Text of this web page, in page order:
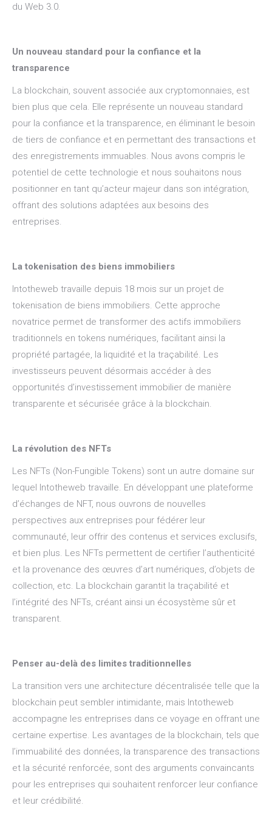
du Web 3.0.
Un nouveau standard pour la confiance et la
transparence
La blockchain, souvent associée aux cryptomonnaies, est
bien plus que cela. Elle représente un nouveau standard
pour la confiance et la transparence, en éliminant le besoin
de tiers de confiance et en permettant des transactions et
des enregistrements immuables. Nous avons compris le
potentiel de cette technologie et nous souhaitons nous
positionner en tant qu’acteur majeur dans son intégration,
offrant des solutions adaptées aux besoins des
entreprises.
La tokenisation des biens immobiliers
Intotheweb travaille depuis 18 mois sur un projet de
tokenisation de biens immobiliers. Cette approche
novatrice permet de transformer des actifs immobiliers
traditionnels en tokens numériques, facilitant ainsi la
propriété partagée, la liquidité et la traçabilité. Les
investisseurs peuvent désormais accéder à des
opportunités d’investissement immobilier de manière
transparente et sécurisée grâce à la blockchain.
La révolution des NFTs
Les NFTs (Non-Fungible Tokens) sont un autre domaine sur
lequel Intotheweb travaille. En développant une plateforme
d’échanges de NFT, nous ouvrons de nouvelles
perspectives aux entreprises pour fédérer leur
communauté, leur offrir des contenus et services exclusifs,
et bien plus. Les NFTs permettent de certifier l’authenticité
et la provenance des œuvres d’art numériques, d’objets de
collection, etc. La blockchain garantit la traçabilité et
l’intégrité des NFTs, créant ainsi un écosystème sûr et
transparent.
Penser au-delà des limites traditionnelles
La transition vers une architecture décentralisée telle que la
blockchain peut sembler intimidante, mais Intotheweb
accompagne les entreprises dans ce voyage en offrant une
certaine expertise. Les avantages de la blockchain, tels que
l’immuabilité des données, la transparence des transactions
et la sécurité renforcée, sont des arguments convaincants
pour les entreprises qui souhaitent renforcer leur confiance
et leur crédibilité.